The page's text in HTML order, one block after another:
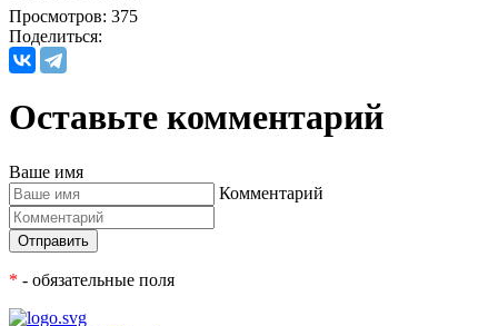
Просмотров: 375
Поделиться:
Оставьте комментарий
Ваше имя
Комментарий
* - обязательные поля